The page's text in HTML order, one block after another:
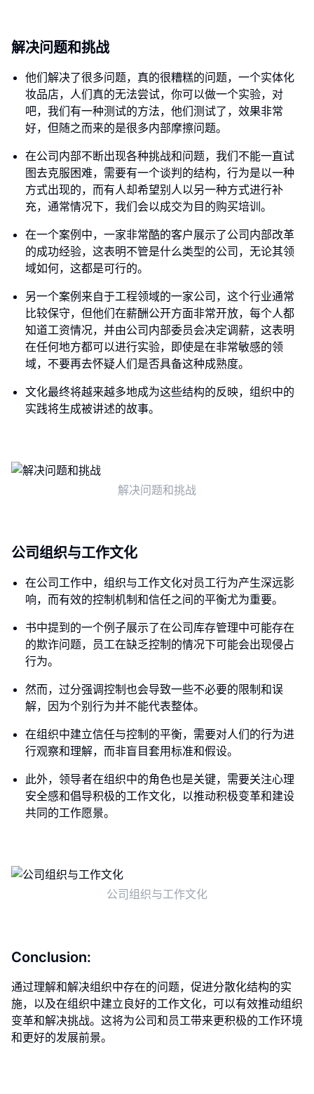
解决问题和挑战
他们解决了很多问题，真的很糟糕的问题，一个实体化
妆品店，人们真的无法尝试，你可以做一个实验，对
吧，我们有一种测试的方法，他们测试了，效果非常
好，但随之而来的是很多内部摩擦问题。
在公司内部不断出现各种挑战和问题，我们不能一直试
图去克服困难，需要有一个谈判的结构，行为是以一种
方式出现的，而有人却希望别人以另一种方式进行补
充，通常情况下，我们会以成交为目的购买培训。
在一个案例中，一家非常酷的客户展示了公司内部改革
的成功经验，这表明不管是什么类型的公司，无论其领
域如何，这都是可行的。
另一个案例来自于工程领域的一家公司，这个行业通常
比较保守，但他们在薪酬公开方面非常开放，每个人都
知道工资情况，并由公司内部委员会决定调薪，这表明
在任何地方都可以进行实验，即使是在非常敏感的领
域，不要再去怀疑人们是否具备这种成熟度。
文化最终将越来越多地成为这些结构的反映，组织中的
实践将生成被讲述的故事。
解决问题和挑战
公司组织与工作文化
在公司工作中，组织与工作文化对员工行为产生深远影
响，而有效的控制机制和信任之间的平衡尤为重要。
书中提到的一个例子展示了在公司库存管理中可能存在
的欺诈问题，员工在缺乏控制的情况下可能会出现侵占
行为。
然而，过分强调控制也会导致一些不必要的限制和误
解，因为个别行为并不能代表整体。
在组织中建立信任与控制的平衡，需要对人们的行为进
行观察和理解，而非盲目套用标准和假设。
此外，领导者在组织中的角色也是关键，需要关注心理
安全感和倡导积极的工作文化，以推动积极变革和建设
共同的工作愿景。
公司组织与工作文化
Conclusion:
通过理解和解决组织中存在的问题，促进分散化结构的实
施，以及在组织中建立良好的工作文化，可以有效推动组织
变革和解决挑战。这将为公司和员工带来更积极的工作环境
和更好的发展前景。